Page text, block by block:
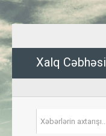
Xalq Cəbhəsi